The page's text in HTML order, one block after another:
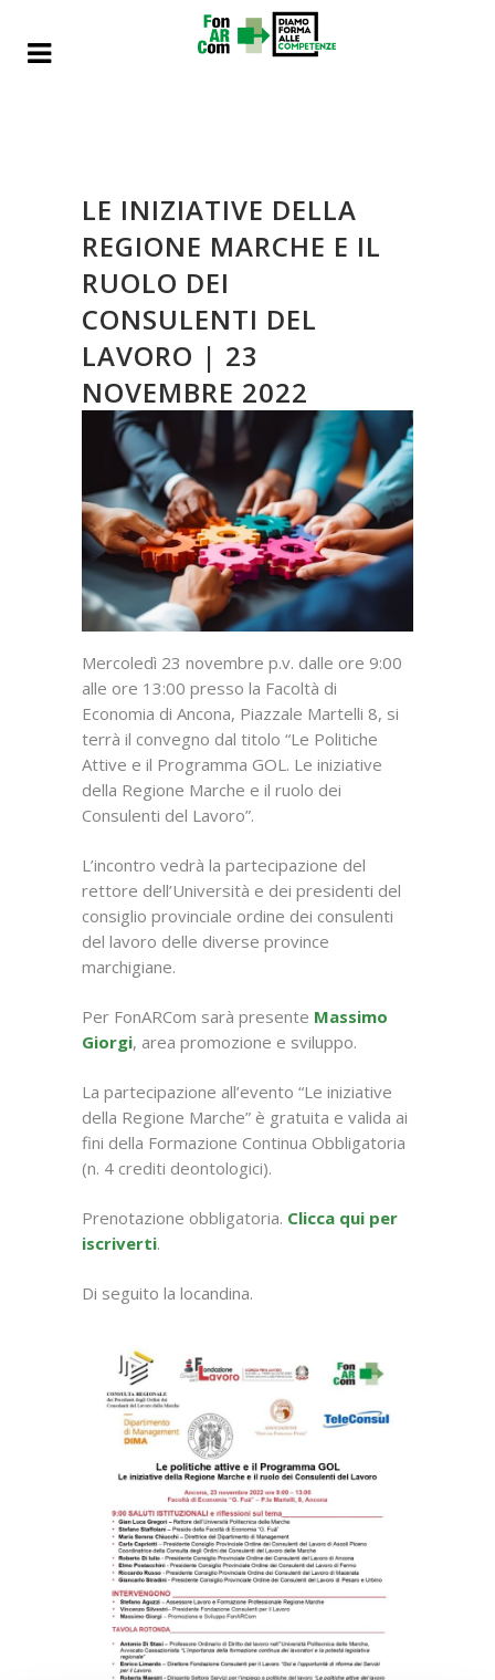
LE INIZIATIVE DELLA
REGIONE MARCHE E IL
RUOLO DEI
CONSULENTI DEL
LAVORO | 23
NOVEMBRE 2022
Mercoledì 23 novembre p.v. dalle ore 9:00
alle ore 13:00 presso la Facoltà di
Economia di Ancona, Piazzale Martelli 8, si
terrà il convegno dal titolo “Le Politiche
Attive e il Programma GOL. Le iniziative
della Regione Marche e il ruolo dei
Consulenti del Lavoro”.
L’incontro vedrà la partecipazione del
rettore dell’Università e dei presidenti del
consiglio provinciale ordine dei consulenti
del lavoro delle diverse province
marchigiane.
Per FonARCom sarà presente Massimo
Giorgi, area promozione e sviluppo.
La partecipazione all’evento “Le iniziative
della Regione Marche” è gratuita e valida ai
fini della Formazione Continua Obbligatoria
(n. 4 crediti deontologici).
Prenotazione obbligatoria. Clicca qui per
iscriverti.
Di seguito la locandina.